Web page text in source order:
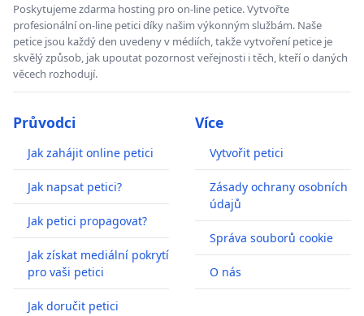
Poskytujeme zdarma hosting pro on-line petice. Vytvořte
profesionální on-line petici díky našim výkonným službám. Naše
petice jsou každý den uvedeny v médiích, takže vytvoření petice je
skvělý způsob, jak upoutat pozornost veřejnosti i těch, kteří o daných
věcech rozhodují.
Průvodci
Jak zahájit online petici
Jak napsat petici?
Jak petici propagovat?
Jak získat mediální pokrytí
pro vaši petici
Jak doručit petici
Více
Vytvořit petici
Zásady ochrany osobních
údajů
Správa souborů cookie
O nás